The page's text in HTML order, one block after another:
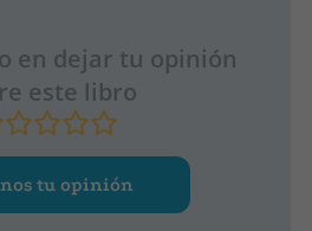
en dejar tu opinión
este libro
tu opinión